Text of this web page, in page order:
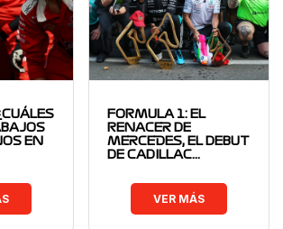
EN
FORMULA 1: EL
RENACER DE
MERCEDES, EL DEBUT
DE CADILLAC…
VER MÁS